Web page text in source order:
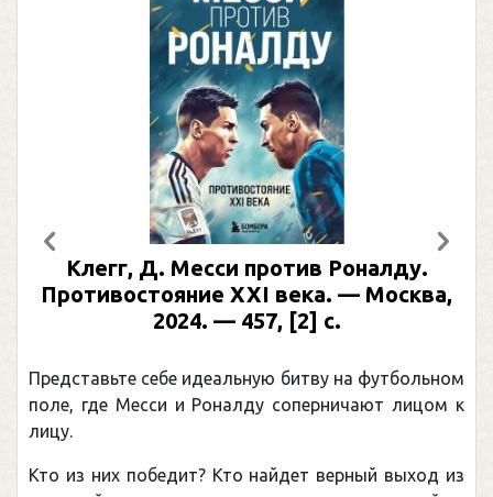
Клегг, Д. Месси против Роналду.
Противостояние XXI века. — Москва,
2024. — 457, [2] с.
Представьте себе идеальную битву на футбольном
поле, где Месси и Роналду соперничают лицом к
лицу.
Кто из них победит? Кто найдет верный выход из
Предыдущий